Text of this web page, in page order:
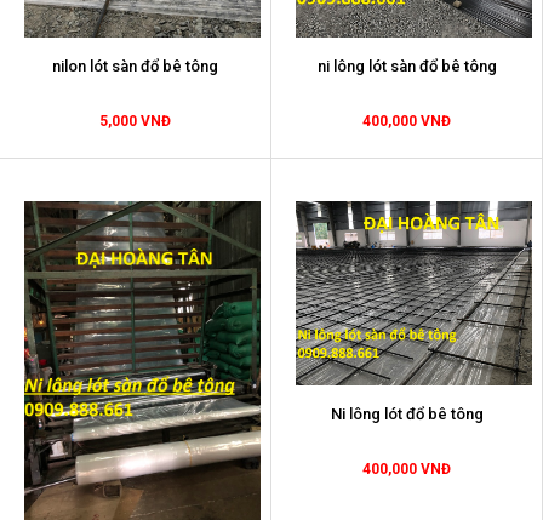
nilon lót sàn đổ bê tông
5,000 VNĐ
ni lông lót sàn đổ bê tông
400,000 VNĐ
Ni lông lót đổ bê tông
400,000 VNĐ